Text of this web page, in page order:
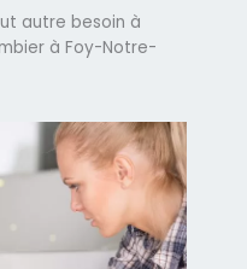
autre besoin à
à Foy-Notre-